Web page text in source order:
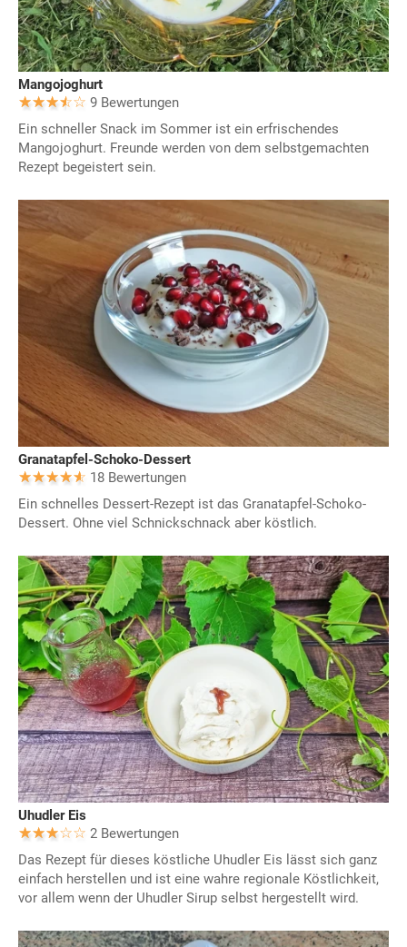
Mangojoghurt
9 Bewertungen
Ein schneller Snack im Sommer ist ein erfrischendes
Mangojoghurt. Freunde werden von dem selbstgemachten
Rezept begeistert sein.
Granatapfel-Schoko-Dessert
18 Bewertungen
Ein schnelles Dessert-Rezept ist das Granatapfel-Schoko-
Dessert. Ohne viel Schnickschnack aber köstlich.
Uhudler Eis
2 Bewertungen
Das Rezept für dieses köstliche Uhudler Eis lässt sich ganz
einfach herstellen und ist eine wahre regionale Köstlichkeit,
vor allem wenn der Uhudler Sirup selbst hergestellt wird.